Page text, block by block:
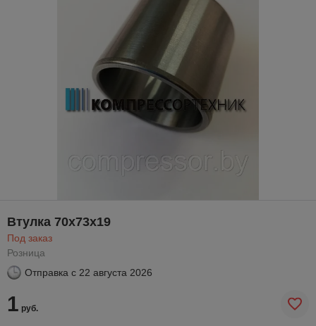
Втулка 70x73x19
Под заказ
Розница
Отправка с 22 августа 2026
1 руб.